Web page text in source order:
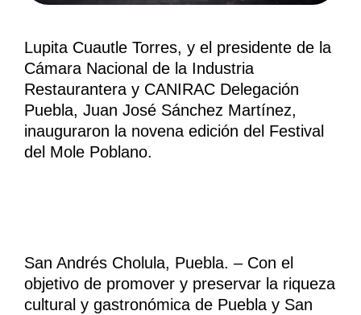
Lupita Cuautle Torres, y el presidente de la
Cámara Nacional de la Industria
Restaurantera y CANIRAC Delegación
Puebla, Juan José Sánchez Martínez,
inauguraron la novena edición del Festival
del Mole Poblano.
San Andrés Cholula, Puebla. – Con el
objetivo de promover y preservar la riqueza
cultural y gastronómica de Puebla y San